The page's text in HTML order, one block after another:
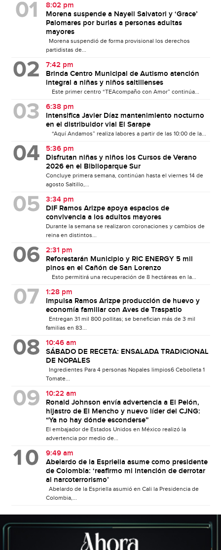
8:02 pm
Morena suspende a Nayeli Salvatori y ‘Grace’
Palomares por burlas a personas adultas
mayores
Morena suspendió de forma provisional los derechos
partidistas de...
7:42 pm
Brinda Centro Municipal de Autismo atención
integral a niñas y niños saltillenses
Este primer centro “TEAcompaño con Amor” continúa...
6:38 pm
Intensifica Javier Díaz mantenimiento nocturno
en el distribuidor vial El Sarape
“Aquí Andamos” realiza labores a partir de las 10:00 de la...
5:36 pm
Disfrutan niñas y niños los Cursos de Verano
2026 en el Biblioparque Sur
Concluye primera semana, continúan hasta el viernes 14 de
agosto Saltillo,...
3:34 pm
DIF Ramos Arizpe apoya espacios de
convivencia a los adultos mayores
Durante la semana se realizaron coronaciones y cambios de
reina en distintos...
2:31 pm
Reforestarán Municipio y RIC ENERGY 5 mil
pinos en el Cañón de San Lorenzo
Esto permitirá una recuperación de 8 hectáreas en la...
1:28 pm
Impulsa Ramos Arizpe producción de huevo y
economía familiar con Aves de Traspatio
Entregan 31 mil 800 pollitas; se benefician más de 3 mil
familias en 83...
10:46 am
SÁBADO DE RECETA: ENSALADA TRADICIONAL
DE NOPALES
Ingredientes Para 4 personas Nopales limpios6 Cebolleta 1
Tomate...
10:22 am
Ronald Johnson envía advertencia a El Pelón,
hijastro de El Mencho y nuevo líder del CJNG:
“Ya no hay dónde esconderse”
El embajador de Estados Unidos en México realizó la
advertencia por medio de...
9:49 am
Abelardo de la Espriella asume como presidente
de Colombia: ‘reafirmo mi intención de derrotar
al narcoterrorismo’
Abelardo de la Espriella asumió en Cali la Presidencia de
Colombia,...